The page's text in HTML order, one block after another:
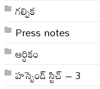
గల్పిక
Press notes
ఆర్ధికం
హస్బెండ్ స్టిచ్ – 3